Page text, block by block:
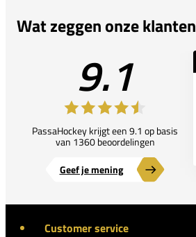
Wat zeggen onze klanten
9.1
PassaHockey krijgt een 9.1 op basis
van 1360 beoordelingen
Geef je mening
Customer service